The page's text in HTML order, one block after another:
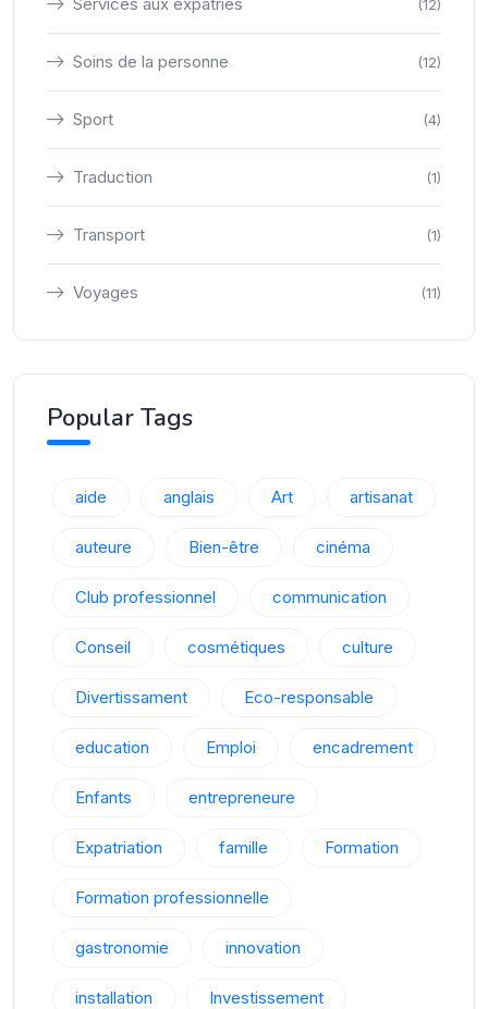
(12)
Soins de la personne (12)
Sport (4)
Traduction (1)
Transport (1)
Voyages (11)
Popular Tags
aide anglais Art artisanat
auteure Bien-être cinéma
Club professionnel communication
Conseil cosmétiques culture
Divertissament Eco-responsable
education Emploi encadrement
Enfants entrepreneure
Expatriation famille Formation
Formation professionnelle
gastronomie innovation
installation Investissement